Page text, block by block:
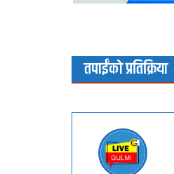
तपाईंको प्रतिक्रिया